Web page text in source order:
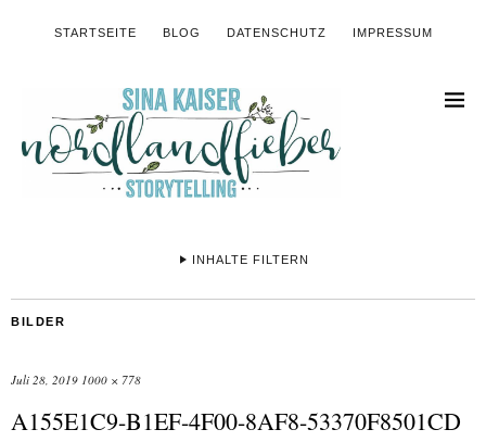
STARTSEITE BLOG DATENSCHUTZ IMPRESSUM
INHALTE FILTERN
BILDER
Juli 28, 2019 1000 × 778
A155E1C9-B1EF-4F00-8AF8-53370F8501CD